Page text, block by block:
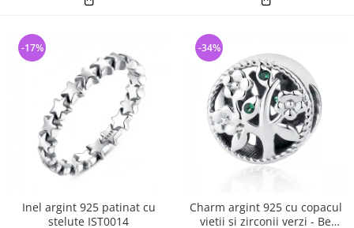
Inel argint 925 patinat cu
stelute IST0014
-17%
Charm argint 925 cu copacul
vietii si zirconii verzi - Be
-34%